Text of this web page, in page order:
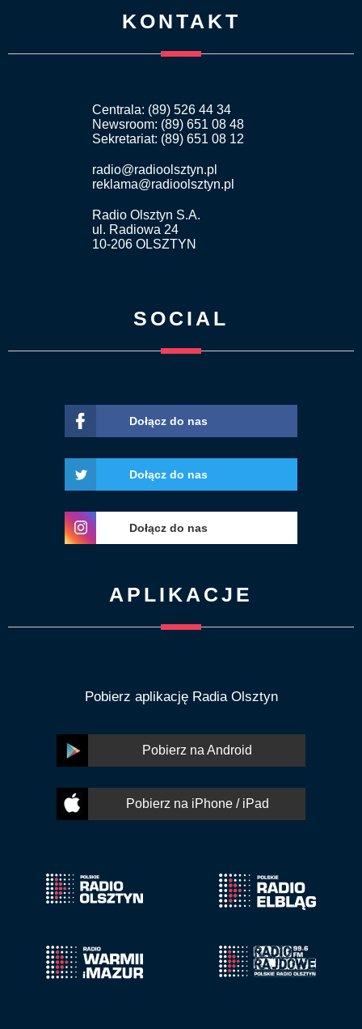
KONTAKT
Centrala: (89) 526 44 34
Newsroom: (89) 651 08 48
Sekretariat: (89) 651 08 12
radio@radioolsztyn.pl
reklama@radioolsztyn.pl
Radio Olsztyn S.A.
ul. Radiowa 24
10-206 OLSZTYN
SOCIAL
Dołącz do nas
Dołącz do nas
Dołącz do nas
APLIKACJE
Pobierz aplikację Radia Olsztyn
Pobierz na Android
Pobierz na iPhone / iPad